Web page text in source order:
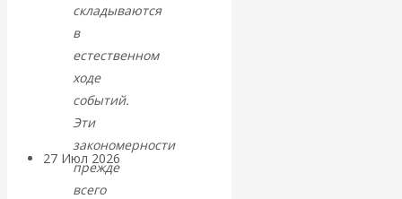
«Мировые
ростовщики»:
вчера и сегодня
27 Июл 2026 Мировая
валютная система
складываются
в
естественном
ходе
событий.
Эти
закономерности
прежде
всего